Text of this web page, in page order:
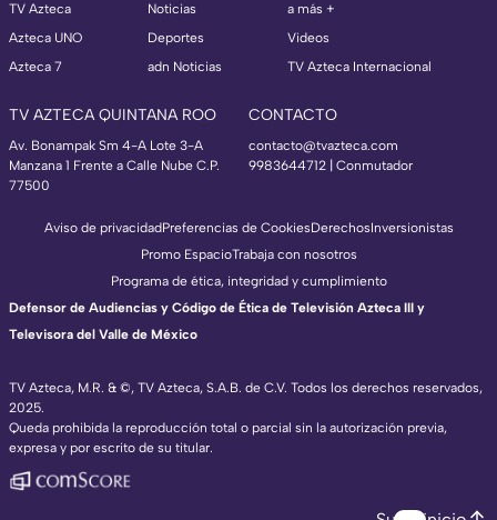
TV Azteca
Azteca UNO
Azteca 7
Noticias
Deportes
adn Noticias
a más +
Videos
TV Azteca Internacional
TV AZTECA QUINTANA ROO
Av. Bonampak Sm 4-A Lote 3-A
Manzana 1 Frente a Calle Nube C.P.
77500
CONTACTO
contacto@tvazteca.com
9983644712 | Conmutador
TV Azteca, M.R. & ©, TV Azteca, S.A.B. de C.V. Todos los derechos reservados,
2025.
Queda prohibida la reproducción total o parcial sin la autorización previa,
expresa y por escrito de su titular.
Aviso de privacidadPreferencias de CookiesDerechosInversionistas
Promo EspacioTrabaja con nosotros
Programa de ética, integridad y cumplimiento
Defensor de Audiencias y Código de Ética de Televisión Azteca III y
Televisora del Valle de México